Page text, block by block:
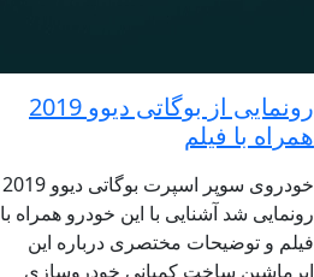
رونمایی از بوگاتی دیوو 2019
همراه با فیلم
خودروی سوپر اسپرت بوگاتی دیوو 2019
رونمایی شد آشنایی با این خودرو همراه با
فیلم و توضیحات مختصری درباره این
ابرماشین ساخت کمپانی خودروسازی